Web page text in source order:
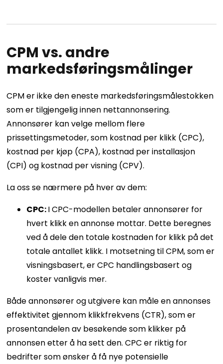
CPM vs. andre
markedsføringsmålinger
CPM er ikke den eneste markedsføringsmålestokken
som er tilgjengelig innen nettannonsering.
Annonsører kan velge mellom flere
prissettingsmetoder, som kostnad per klikk (CPC),
kostnad per kjøp (CPA), kostnad per installasjon
(CPI) og kostnad per visning (CPV).
La oss se nærmere på hver av dem:
CPC:I CPC-modellen betaler annonsører for
hvert klikk en annonse mottar. Dette beregnes
ved å dele den totale kostnaden for klikk på det
totale antallet klikk. I motsetning til CPM, som er
visningsbasert, er CPC handlingsbasert og
koster vanligvis mer.
Både annonsører og utgivere kan måle en annonses
effektivitet gjennom klikkfrekvens (CTR), som er
prosentandelen av besøkende som klikker på
annonsen etter å ha sett den. CPC er riktig for
bedrifter som ønsker å få nye potensielle